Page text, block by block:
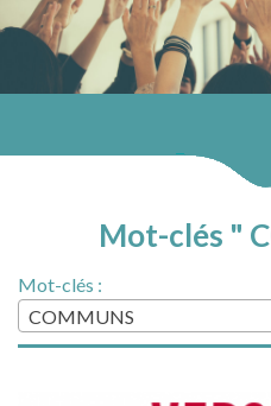
Mot-clés "
Mot-clés :
COMMUNS